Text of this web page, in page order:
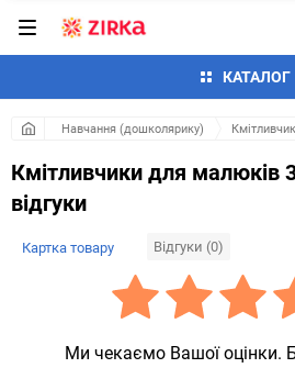
КАТАЛОГ
Навчання (дошколярику)
Кмітливчики для малюків
відгуки
Картка товару Відгуки (0)
Ми чекаємо Вашої оцінки.